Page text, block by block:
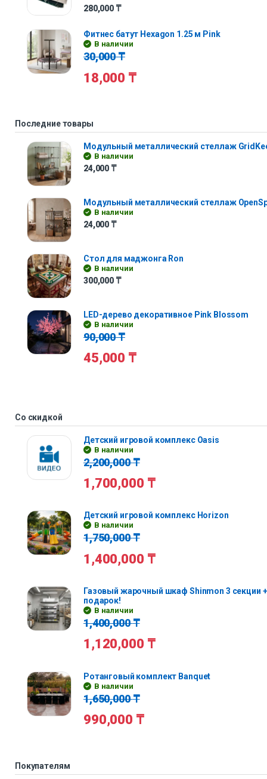
280,000 ₸
Фитнес батут Hexagon 1.25 м Pink
В наличии
30,000₸
18,000 ₸
Последние товары
Модульный металлический стеллаж
В наличии
24,000 ₸
Модульный металлический стеллаж
В наличии
24,000 ₸
Стол для маджонга Ron
В наличии
300,000 ₸
LED-дерево декоративное Pink Blossom
В наличии
90,000₸
45,000 ₸
Со скидкой
Детский игровой комплекс Oasis
В наличии
2,200,000₸
1,700,000 ₸
Детский игровой комплекс Horizon
В наличии
1,750,000₸
1,400,000 ₸
Газовый жарочный шкаф Shinmon 3 секции
подарок!
В наличии
1,400,000₸
1,120,000 ₸
Ротанговый комплект Banquet
В наличии
1,650,000₸
990,000 ₸
Покупателям